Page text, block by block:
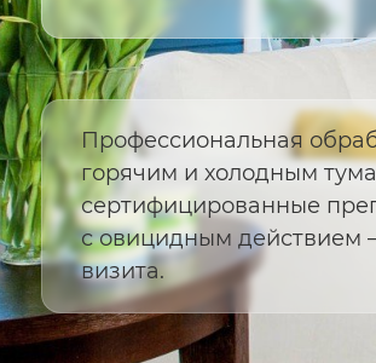
Профессиональная
горячим и холодным
сертифицированные
с овицидным действием
визита.